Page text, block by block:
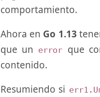
comportamiento.
Ahora en Go 1.13
que un error que
contenido.
Resumiendo si